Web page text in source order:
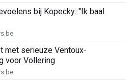
bij Kopecky: "Ik baal
met serieuze Ventoux-
voor Vollering